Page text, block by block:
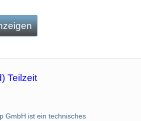
Teilzeit
GmbH ist ein technisches